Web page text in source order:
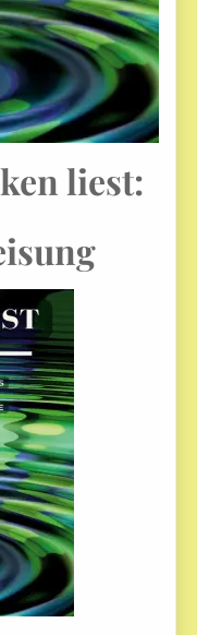
liest: